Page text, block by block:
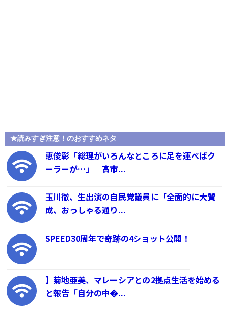
★読みすぎ注意！のおすすめネタ
恵俊彰「総理がいろんなところに足を運べばク
ーラーが…」 高市...
玉川徹、生出演の自民党議員に「全面的に大賛
成、おっしゃる通り...
SPEED30周年で奇跡の4ショット公開！
】菊地亜美、マレーシアとの2拠点生活を始める
と報告「自分の中�...